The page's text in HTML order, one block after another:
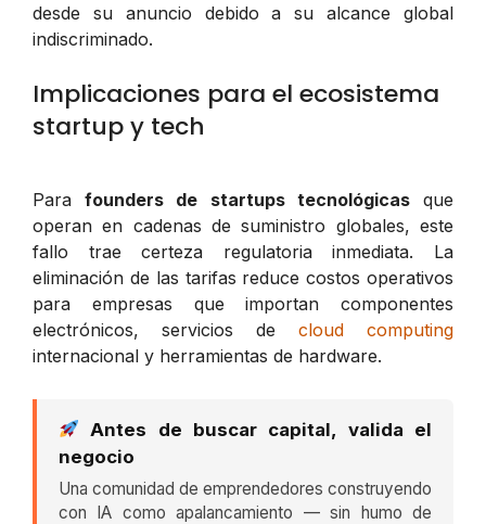
desde su anuncio debido a su alcance global
indiscriminado.
Implicaciones para el ecosistema
startup y tech
Parafounders de startups tecnológicasque
operan en cadenas de suministro globales, este
fallo trae certeza regulatoria inmediata. La
eliminación de las tarifas reduce costos operativos
para empresas que importan componentes
electrónicos, servicios de cloud computing
internacional y herramientas de hardware.
Antes de buscar capital, valida el
negocio
Una comunidad de emprendedores construyendo
con IA como apalancamiento — sin humo de